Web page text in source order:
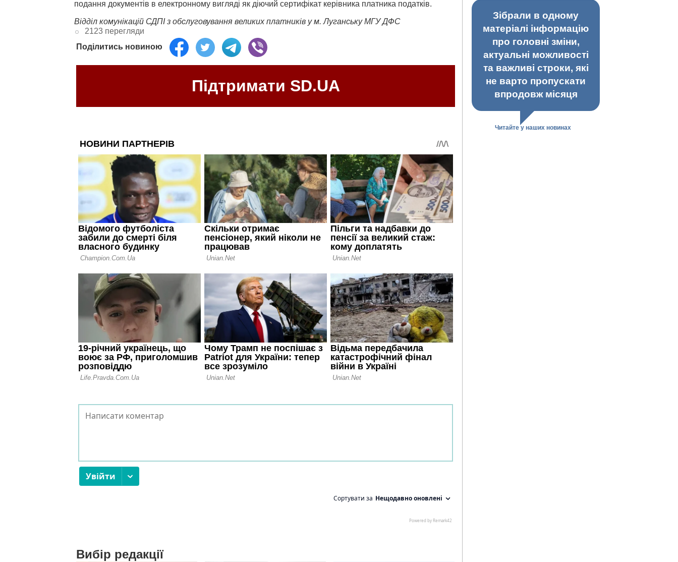
подання документів в електронному вигляді як діючий сертифікат керівника платника податків.
Відділ комунікацій СДПІ з обслуговування великих платників у м. Луганську МГУ ДФС
2123 перегляди
Поділитись новиною
Підтримати SD.UA
Вибір редакції
Зібрали в одному
матеріалі інформацію
про головні зміни,
актуальні можливості
та важливі строки, які
не варто пропускати
впродовж місяця
Читайте у наших новинах